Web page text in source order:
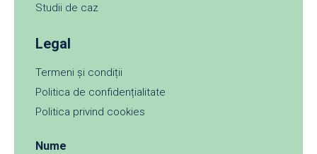
Studii de caz
Legal
Termeni și condiții
Politica de confidențialitate
Politica privind cookies
Nume